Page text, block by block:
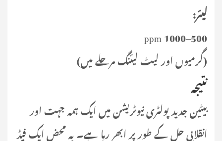
لیئر:
500–1000 ppm
(گرمیوں اور لیٹ لیئنگ مرحلے میں)
نتیجہ
بیٹین جدید پولٹری نیوٹریشن میں ایک ہمہ جہت اور
انقلابی حل کے طور پر ابھر رہا ہے۔ یہ محض ایک فیڈ